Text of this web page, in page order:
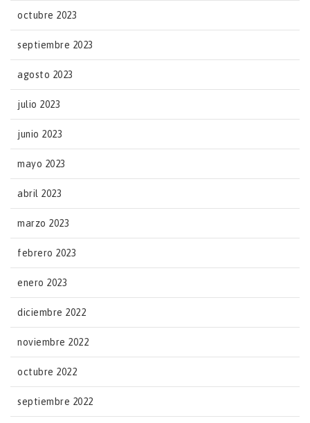
octubre 2023
septiembre 2023
agosto 2023
julio 2023
junio 2023
mayo 2023
abril 2023
marzo 2023
febrero 2023
enero 2023
diciembre 2022
noviembre 2022
octubre 2022
septiembre 2022